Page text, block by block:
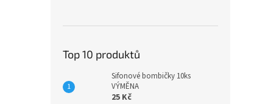
Top 10 produktů
Sifonové bombičky 10ks
VÝMĚNA
25 Kč